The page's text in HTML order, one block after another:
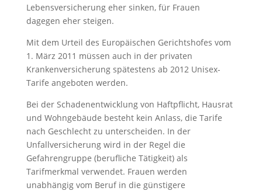
Lebensversicherung eher sinken, für Frauen
dagegen eher steigen.
Mit dem Urteil des Europäischen Gerichtshofes vom
1. März 2011 müssen auch in der privaten
Krankenversicherung spätestens ab 2012 Unisex-
Tarife angeboten werden.
Bei der Schadenentwicklung von Haftpflicht, Hausrat
und Wohngebäude besteht kein Anlass, die Tarife
nach Geschlecht zu unterscheiden. In der
Unfallversicherung wird in der Regel die
Gefahrengruppe (berufliche Tätigkeit) als
Tarifmerkmal verwendet. Frauen werden
unabhängig vom Beruf in die günstigere